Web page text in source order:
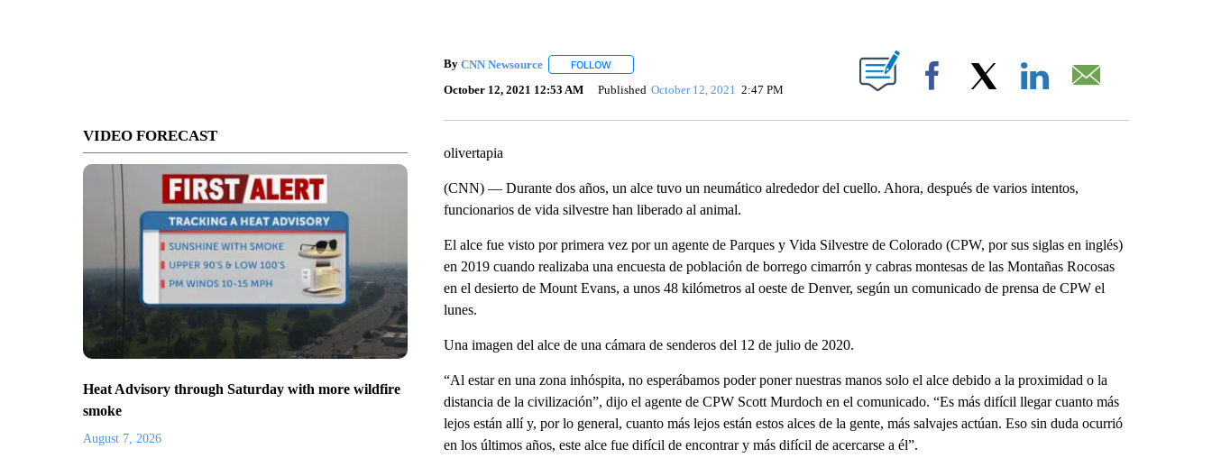
VIDEO FORECAST
Heat Advisory through Saturday with more wildfire
smoke
August 7, 2026
By CNN Newsource FOLLOWFOLLOW "" TO RECEIVE NOTIFICATIONS ABOUT NEW PAGES ON "".
October 12, 2021 12:53 AM Published October 12, 2021 2:47 PM Facebook
olivertapia
(CNN) — Durante dos años, un alce tuvo un neumático alrededor del cuello. Ahora, después de varios intentos,
funcionarios de vida silvestre han liberado al animal.
El alce fue visto por primera vez por un agente de Parques y Vida Silvestre de Colorado (CPW, por sus siglas en inglés)
en 2019 cuando realizaba una encuesta de población de borrego cimarrón y cabras montesas de las Montañas Rocosas
en el desierto de Mount Evans, a unos 48 kilómetros al oeste de Denver, según un comunicado de prensa de CPW el
lunes.
Una imagen del alce de una cámara de senderos del 12 de julio de 2020.
“Al estar en una zona inhóspita, no esperábamos poder poner nuestras manos solo el alce debido a la proximidad o la
distancia de la civilización”, dijo el agente de CPW Scott Murdoch en el comunicado. “Es más difícil llegar cuanto más
lejos están allí y, por lo general, cuanto más lejos están estos alces de la gente, más salvajes actúan. Eso sin duda ocurrió
en los últimos años, este alce fue difícil de encontrar y más difícil de acercarse a él”.